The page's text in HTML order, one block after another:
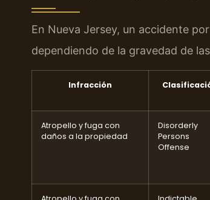
En Nueva Jersey, un accidente
dependiendo de la gravedad de
Infracción
Atropello y fuga con
daños a la propiedad
Disorderly
Persons
Offense